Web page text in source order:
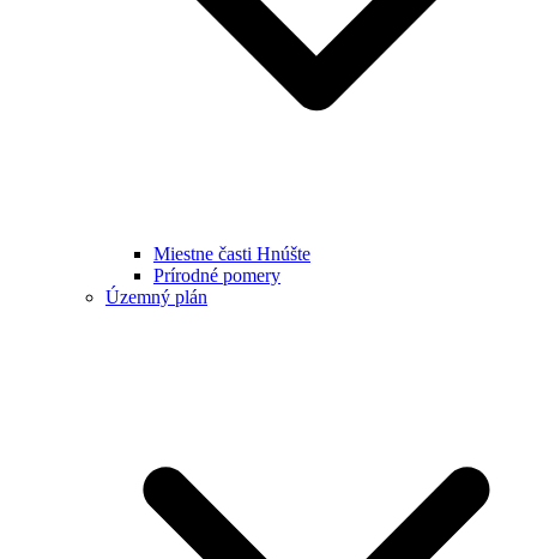
Miestne časti Hnúšte
Prírodné pomery
Územný plán